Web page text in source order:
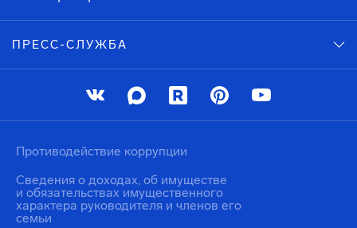
ПРЕСС-СЛУЖБА
Противодействие коррупции
Сведения о доходах, об имуществе
и обязательствах имущественного
характера руководителя и членов его
семьи